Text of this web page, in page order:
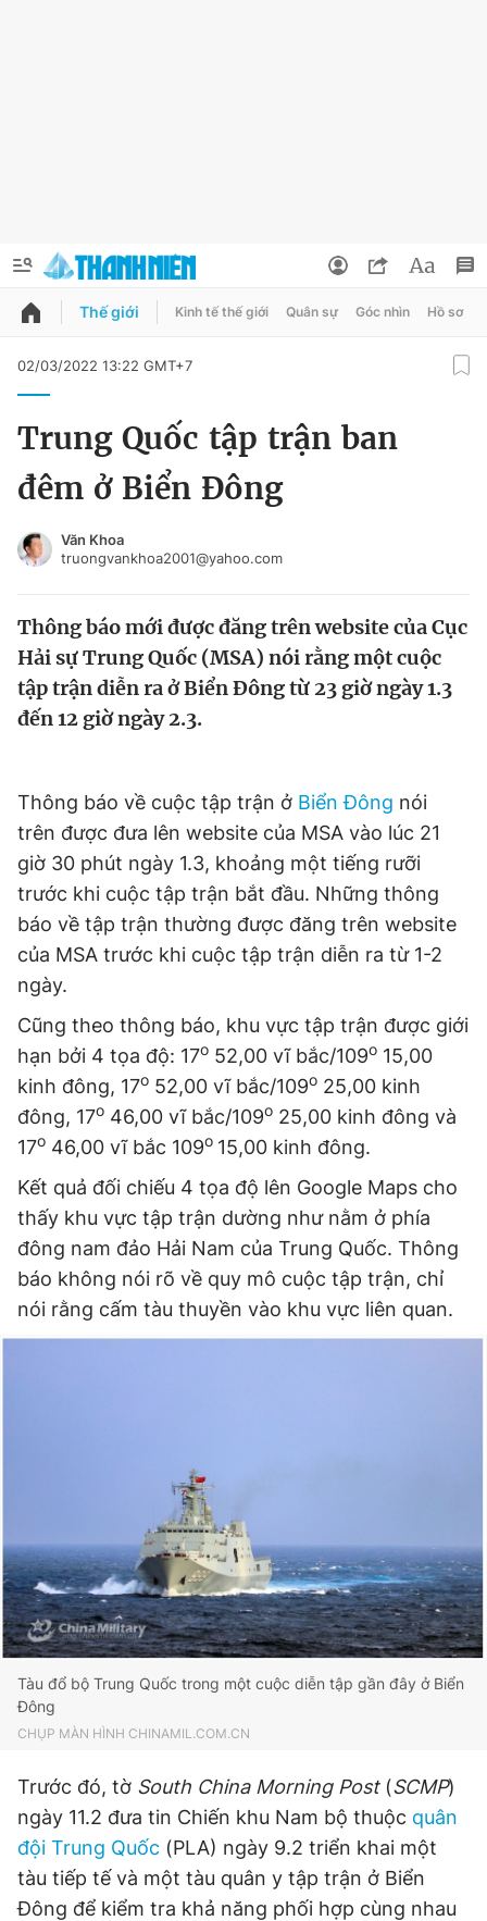
QUẢNG CÁO
Chuyên mục
Chào ngày mới Tin 24h
Tin thị trường Tin 360
Video Magazine
Tiện ích Bạn cần biết
Thông tin tòa soạn Liên hệ quảng cáo
Đọc Thanh Niên trên điện thoại
Theo dõi báo trên
Hotline
0906 645 777
Liên hệ quảng cáo
0908 780 404
Giấy phép xuất bản số 110/GP - BTTTT cấp ngày 24.3.2020
© 2003-2026 Bản quyền thuộc về Báo Thanh Niên. Cấm sao
chép dưới mọi hình thức nếu không có sự chấp thuận bằng văn
bản. Phát triển bởi ePi Technologies, JSC.
Đổi mật khẩu
Tin đã lưu
Tin đã xem
Thế giới Kinh tế thế giới Quân sự Góc nhìn Hồ sơ
02/03/2022 13:22 GMT+7
Trung Quốc tập trận ban
đêm ở Biển Đông
Văn Khoa
truongvankhoa2001@yahoo.com
Thông báo mới được đăng trên website của Cục
Hải sự Trung Quốc (MSA) nói rằng một cuộc
tập trận diễn ra ở Biển Đông từ 23 giờ ngày 1.3
đến 12 giờ ngày 2.3.
Thông báo về cuộc tập trận ở Biển Đông nói
trên được đưa lên website của MSA vào lúc 21
giờ 30 phút ngày 1.3, khoảng một tiếng rưỡi
trước khi cuộc tập trận bắt đầu. Những thông
báo về tập trận thường được đăng trên website
của MSA trước khi cuộc tập trận diễn ra từ 1-2
ngày.
Cũng theo thông báo, khu vực tập trận được giới
hạn bởi 4 tọa độ: 17o 52,00 vĩ bắc/109o 15,00
kinh đông, 17o 52,00 vĩ bắc/109o 25,00 kinh
đông, 17o 46,00 vĩ bắc/109o 25,00 kinh đông và
17o 46,00 vĩ bắc 109o 15,00 kinh đông.
Kết quả đối chiếu 4 tọa độ lên Google Maps cho
thấy khu vực tập trận dường như nằm ở phía
đông nam đảo Hải Nam của Trung Quốc. Thông
báo không nói rõ về quy mô cuộc tập trận, chỉ
nói rằng cấm tàu thuyền vào khu vực liên quan.
Tàu đổ bộ Trung Quốc trong một cuộc diễn tập gần đây ở Biển
Đông
CHỤP MÀN HÌNH CHINAMIL.COM.CN
Trước đó, tờ South China Morning Post(SCMP)
ngày 11.2 đưa tin Chiến khu Nam bộ thuộc quân
đội Trung Quốc (PLA) ngày 9.2 triển khai một
tàu tiếp tế và một tàu quân y tập trận ở Biển
Đông để kiểm tra khả năng phối hợp cùng nhau